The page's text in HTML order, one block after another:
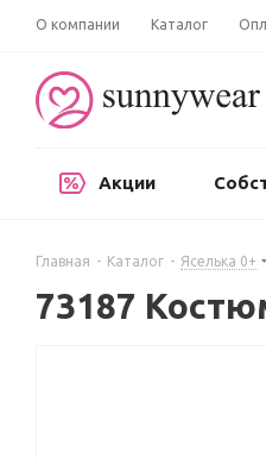
О компании Каталог
Акции
Главная - Каталог - Яселька 0+
73187